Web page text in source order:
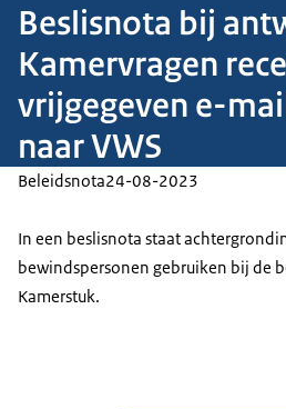
Beslisnota bij
Kamervragen
vrijgegeven e-
naar VWS
Beleidsnota24-08-2023
In een beslisnota staat
bewindspersonen gebruiken bij de
Kamerstuk.